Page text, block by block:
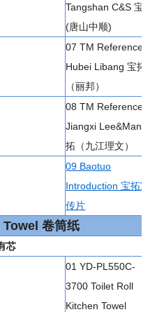
Tangshan C&S 宝拓
(唐山中顺)
07 TM Reference
Hubei Libang 宝拓
（丽邦）
08 TM Reference
Jiangxi Lee&Man 宝
拓（九江理文）
09 Baotuo
Introduction 宝拓宣
传片
卷筒纸
芯
01 YD-PL550C-
3700 Toilet Roll
Kitchen Towel